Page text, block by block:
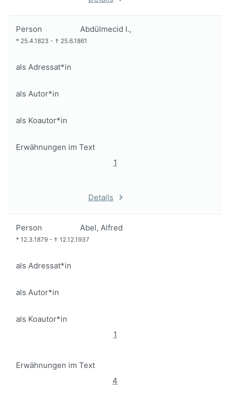
Person Abdülmecid I.,
* 25.4.1823 - † 25.6.1861
als Adressat*in
als Autor*in
als Koautor*in
Erwähnungen im Text
1
Details
Person Abel, Alfred
* 12.3.1879 - † 12.12.1937
als Adressat*in
als Autor*in
als Koautor*in
1
Erwähnungen im Text
4